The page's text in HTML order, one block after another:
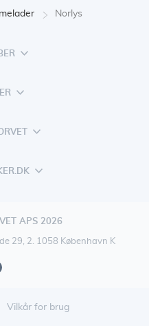
Norlys
APS 2026
29, 2. 1058 København K
Vilkår for brug